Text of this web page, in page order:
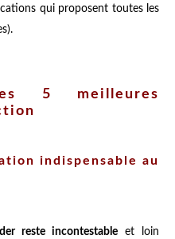
qui proposent toutes les
5 meilleures
indispensable au
reste incontestable et loin